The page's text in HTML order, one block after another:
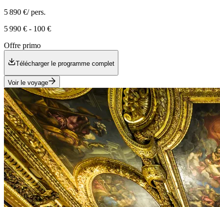
5 890 €/ pers.
5 990 € - 100 €
Offre primo
Télécharger le programme complet
Voir le voyage